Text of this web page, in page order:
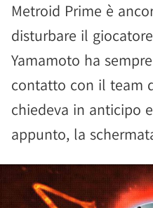
Metroid Prime è
disturbare il
Yamamoto ha
contatto con il team
chiedeva in anticipo
appunto, la